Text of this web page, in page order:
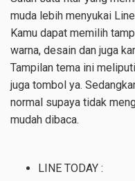
muda lebih menyukai
Kamu dapat memilih
warna, desain dan juga
Tampilan tema ini
juga tombol ya.
normal supaya tidak
mudah dibaca.
LINE TODAY :